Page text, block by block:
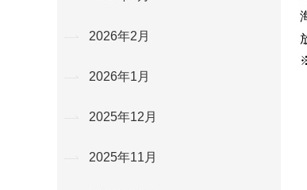
2026年2月
2026年1月
2025年12月
2025年11月